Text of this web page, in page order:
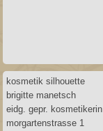
kosmetik silhouette
brigitte manetsch
eidg. gepr. kosmetikerin
morgartenstrasse 1